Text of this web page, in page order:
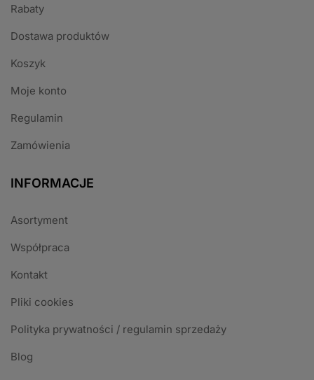
Rabaty
Dostawa produktów
Koszyk
Moje konto
Regulamin
Zamówienia
INFORMACJE
Asortyment
Współpraca
Kontakt
Pliki cookies
Polityka prywatności / regulamin sprzedaży
Blog